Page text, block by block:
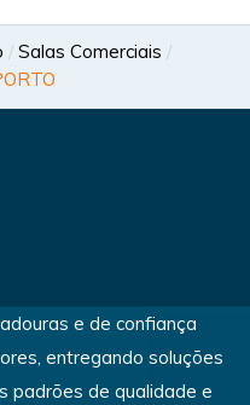
Salas Comerciais
e de confiança
entregando soluções
padrões de qualidade e